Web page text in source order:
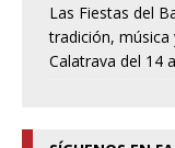
Las Fiestas del
tradición,
Calatrava del 14